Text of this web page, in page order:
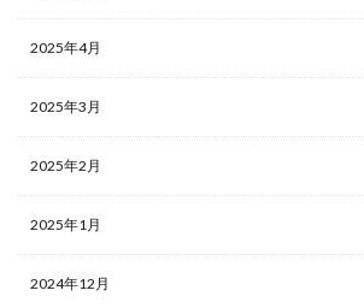
2025年4月
2025年3月
2025年2月
2025年1月
2024年12月